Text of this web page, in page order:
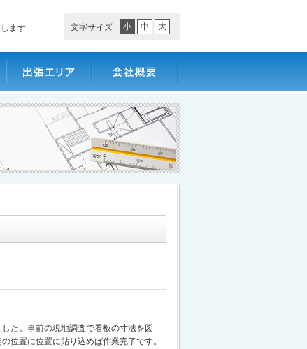
ます
文字サイズ 小 中 大
た。事前の現地調査で看板の寸法を図
位置に位置に貼り込めば作業完了です。